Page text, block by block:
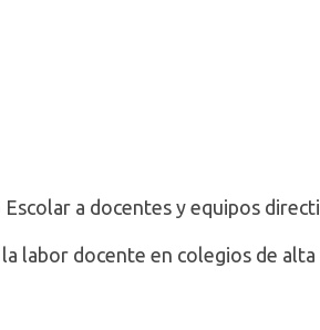
a docentes y equipos
labor docente en colegios de